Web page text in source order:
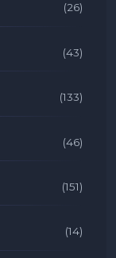
(26)
(43)
(133)
(46)
(151)
(14)